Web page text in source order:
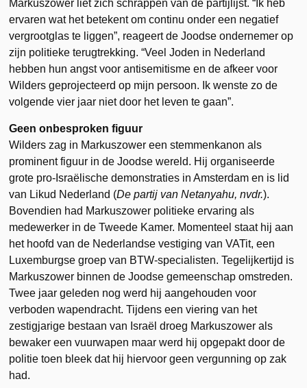
Markuszower liet zich schrappen van de partijlijst. “Ik heb
ervaren wat het betekent om continu onder een negatief
vergrootglas te liggen”, reageert de Joodse ondernemer op
zijn politieke terugtrekking. “Veel Joden in Nederland
hebben hun angst voor antisemitisme en de afkeer voor
Wilders geprojecteerd op mijn persoon. Ik wenste zo de
volgende vier jaar niet door het leven te gaan”.
Geen onbesproken figuur
Wilders zag in Markuszower een stemmenkanon als
prominent figuur in de Joodse wereld. Hij organiseerde
grote pro-Israëlische demonstraties in Amsterdam en is lid
van Likud Nederland (De partij van Netanyahu, nvdr.).
Bovendien had Markuszower politieke ervaring als
medewerker in de Tweede Kamer. Momenteel staat hij aan
het hoofd van de Nederlandse vestiging van VATit, een
Luxemburgse groep van BTW-specialisten. Tegelijkertijd is
Markuszower binnen de Joodse gemeenschap omstreden.
Twee jaar geleden nog werd hij aangehouden voor
verboden wapendracht. Tijdens een viering van het
zestigjarige bestaan van Israël droeg Markuszower als
bewaker een vuurwapen maar werd hij opgepakt door de
politie toen bleek dat hij hiervoor geen vergunning op zak
had.